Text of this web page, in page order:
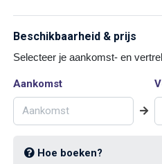
Beschikbaarheid & prijs
Selecteer je aankomst- en
Aankomst
Hoe boeken?